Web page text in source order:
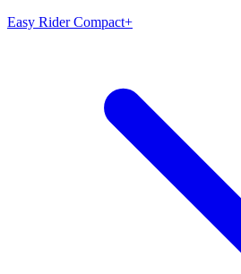
Easy Rider Compact+